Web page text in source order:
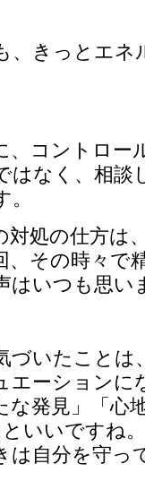
、きっとエネ
、コントロー
はなく、相談
対処の仕方は
、その時々で
はいつも思い
づいたことは
エーションに
な発見」「心
いいですね。
は自分を守